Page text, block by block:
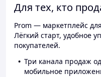
Для тех, кто
Prom — маркетплейс
Лёгкий старт, удобное
покупателей.
Три канала продаж
мобильное